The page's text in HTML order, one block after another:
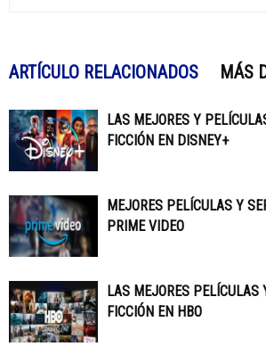
ARTÍCULO RELACIONADOS MÁS
LAS MEJORES Y
FICCIÓN EN DISNEY+
MEJORES PELÍCULAS Y
PRIME VIDEO
LAS MEJORES PELÍCULAS
FICCIÓN EN HBO